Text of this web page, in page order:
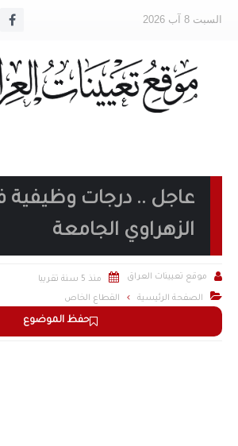
السبت 8 آب 2026
عاجل .. درجات وظيفية
الزهراوي الجامعة
حفظ الموضوع
 موقع تعيينات العراق  منذ 5 سنة تقريبا
 الصفحة الرئيسية القطاع الخاص